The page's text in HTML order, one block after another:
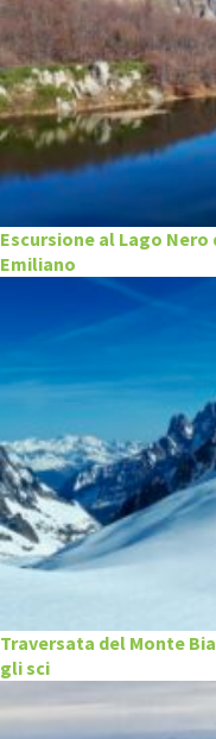
Escursione al Lago Nero
Emiliano
Traversata del Monte
gli sci